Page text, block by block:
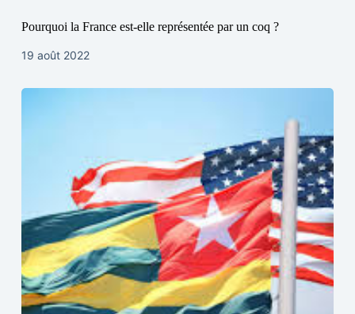
Pourquoi la France est-elle représentée par un coq ?
19 août 2022